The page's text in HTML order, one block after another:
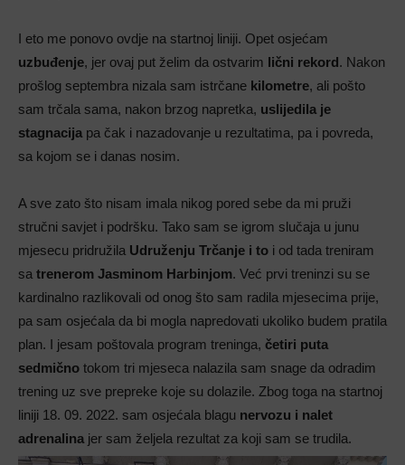
I eto me ponovo ovdje na startnoj liniji. Opet osjećam
uzbuđenje, jer ovaj put želim da ostvarim lični rekord. Nakon
prošlog septembra nizala sam istrčane kilometre, ali pošto
sam trčala sama, nakon brzog napretka, uslijedila je
stagnacija pa čak i nazadovanje u rezultatima, pa i povreda,
sa kojom se i danas nosim.
A sve zato što nisam imala nikog pored sebe da mi pruži
stručni savjet i podršku. Tako sam se igrom slučaja u junu
mjesecu pridružila Udruženju Trčanje i to i od tada treniram
sa trenerom Jasminom Harbinjom. Već prvi treninzi su se
kardinalno razlikovali od onog što sam radila mjesecima prije,
pa sam osjećala da bi mogla napredovati ukoliko budem pratila
plan. I jesam poštovala program treninga, četiri puta
sedmično tokom tri mjeseca nalazila sam snage da odradim
trening uz sve prepreke koje su dolazile. Zbog toga na startnoj
liniji 18. 09. 2022. sam osjećala blagu nervozu i nalet
adrenalina jer sam željela rezultat za koji sam se trudila.